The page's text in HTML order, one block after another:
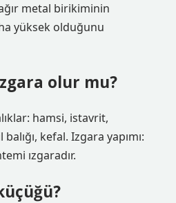
metal birikiminin
yüksek olduğunu
olur mu?
hamsi, istavrit,
kefal. Izgara yapımı:
ızgaradır.